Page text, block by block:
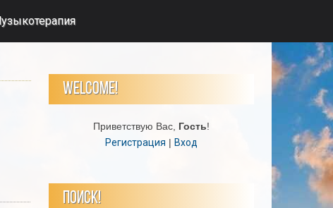
WELCOME!
Приветствую Вас, Гость!
Регистрация | Вход
ПОИСК!